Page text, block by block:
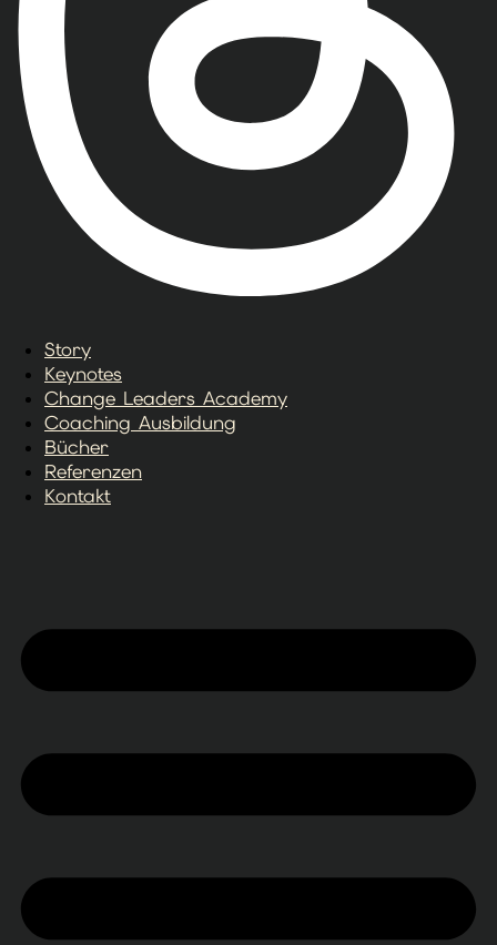
Story
Keynotes
Change Leaders Academy
Coaching Ausbildung
Bücher
Referenzen
Kontakt